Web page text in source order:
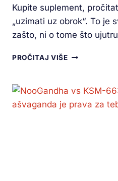
Kupite suplement,
„uzimati uz obrok“. To je
zašto, ni o tome što
PROČITAJ VIŠE